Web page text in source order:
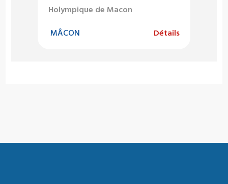
Holympique de Macon
MÂCON Détails